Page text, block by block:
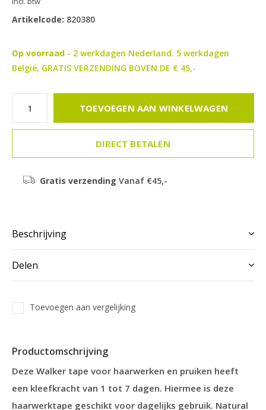
Artikelcode: 820380
Op voorraad - 2 werkdagen Nederland. 5 werkdagen
België, GRATIS VERZENDING BOVEN DE € 45,-
TOEVOEGEN AAN WINKELWAGEN
DIRECT BETALEN
Gratis verzending Vanaf €45,-
Beschrijving
Delen
Toevoegen aan vergelijking
Productomschrijving
Deze Walker tape voor haarwerken en pruiken heeft
een kleefkracht van 1 tot 7 dagen. Hiermee is deze
haarwerktape geschikt voor dagelijks gebruik. Natural